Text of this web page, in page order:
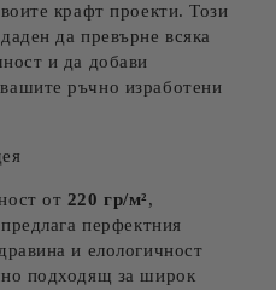
крафт проекти. Този
да превърне всяка
и да добави
ръчно изработени
от 220 гр/м²,
предлага перфектния
и елологичност
подходящ за широк